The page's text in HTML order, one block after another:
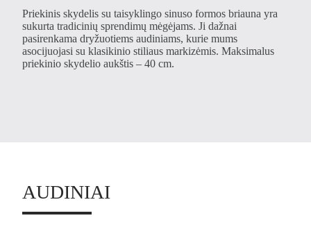
Priekinis skydelis su taisyklingo sinuso formos briauna yra
sukurta tradicinių sprendimų mėgėjams. Ji dažnai
pasirenkama dryžuotiems audiniams, kurie mums
asocijuojasi su klasikinio stiliaus markizėmis. Maksimalus
priekinio skydelio aukštis – 40 cm.
AUDINIAI